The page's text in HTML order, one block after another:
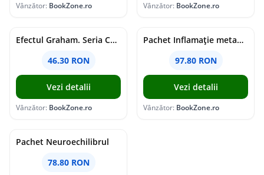
Vânzător: BookZone.ro Vânzător: BookZone.ro
Efectul Graham. Seria Campus Diaries Vol.1
46.30 RON
Vezi detalii
Vânzător: BookZone.ro
Pachet Inflamație metabolism și creier
97.80 RON
Vezi detalii
Vânzător: BookZone.ro
Pachet Neuroechilibrul
78.80 RON